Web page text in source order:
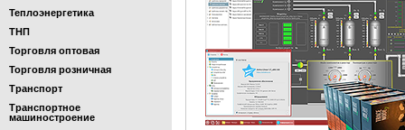
Теплоэнергетика
ТНП
Торговля оптовая
Торговля розничная
Транспорт
Транспортное
машиностроение